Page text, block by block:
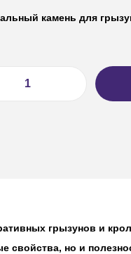
камень для
грызунов и
но и